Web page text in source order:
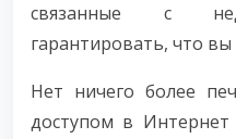
связанные с
гарантировать, что
Нет ничего более
доступом в Интернет